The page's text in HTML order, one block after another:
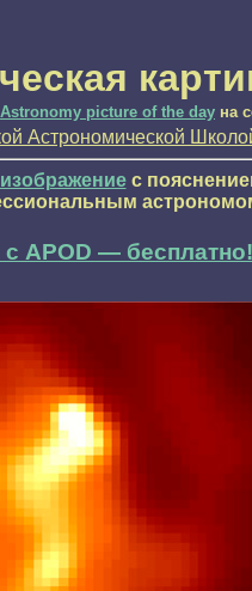
Astronomy picture of the day на
Астрономической
с
с APOD — бесплатно!